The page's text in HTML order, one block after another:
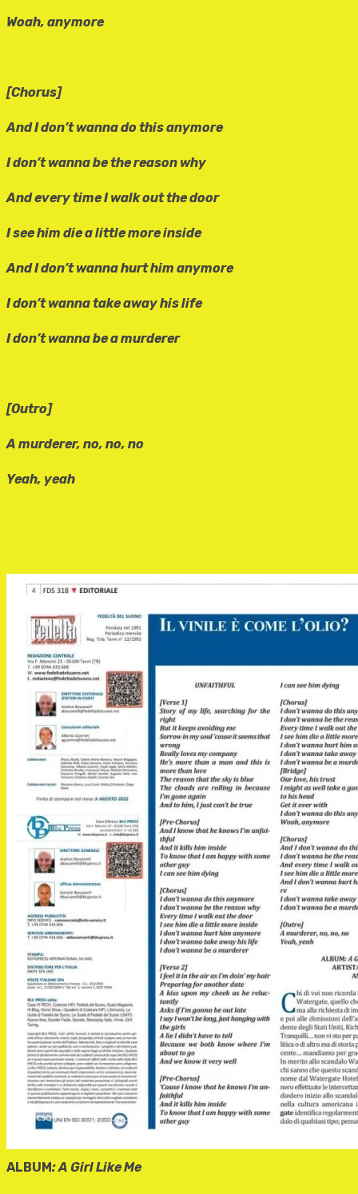
Woah, anymore
[Chorus]
And I don’t wanna do this anymore
I don’t wanna be the reason why
And every time I walk out the door
I see him die a little more inside
And I don’t wanna hurt him anymore
I don’t wanna take away his life
I don’t wanna be a murderer
[Outro]
A murderer, no, no, no
Yeah, yeah
ALBUM:A Girl Like Me